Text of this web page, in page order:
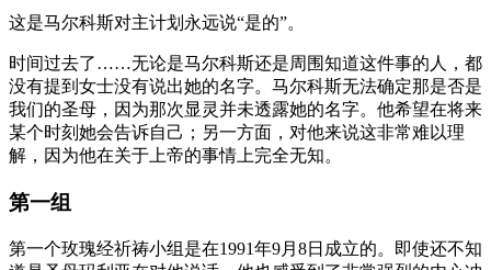
这是马尔科斯对主计划永远说“是的”。
时间过去了……无论是马尔科斯还是周围知道这件事的人，都
没有提到女士没有说出她的名字。马尔科斯无法确定那是否是
我们的圣母，因为那次显灵并未透露她的名字。他希望在将来
某个时刻她会告诉自己；另一方面，对他来说这非常难以理
解，因为他在关于上帝的事情上完全无知。
第一组
第一个玫瑰经祈祷小组是在1991年9月8日成立的。即使还不知